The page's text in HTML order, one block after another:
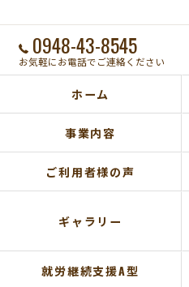
0948-43-8545
お気軽にお電話でご連絡ください
ホーム
事業内容
ご利用者様の声
ギャラリー
就労継続支援A型